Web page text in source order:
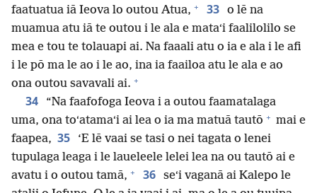
faatuatua iā Ieova lo outou Atua, + 33 o lē na
muamua atu iā te outou i le ala e mataʻi faalilolilo se
mea e tou te tolauapi ai. Na faaali atu o ia e ala i le afi
i le pō ma le ao i le ao, ina ia faailoa atu le ala e ao
ona outou savavali ai. +
34
“Na faafofoga Ieova i a outou faamatalaga
uma, ona toʻatamaʻi ai lea o ia ma matuā tautō + mai e
faapea, 35
‘E lē vaai se tasi o nei tagata o lenei
tupulaga leaga i le laueleele lelei lea na ou tautō ai e
avatu i o outou tamā, + 36 seʻi vaganā ai Kalepo le